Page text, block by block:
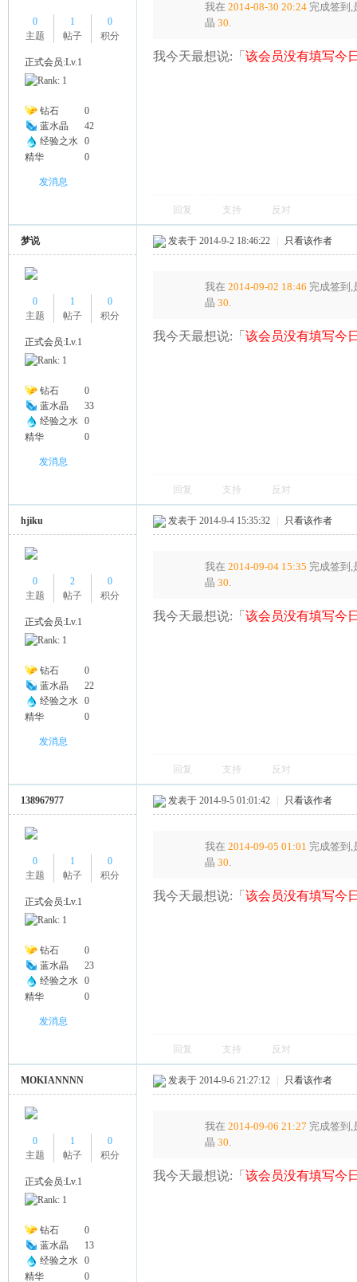
0
主题
1
帖子
0
积分
正式会员:Lv.1
钻石
0
蓝水晶
42
经验之水 0
精华
0
发消息
我在 2014-08-30 20:24 完成签到,
晶 30.
我今天最想说:「 该会员没有填写今
回复 支持 反对
梦说
0
主题
1
帖子
0
积分
正式会员:Lv.1
钻石
0
蓝水晶
33
经验之水 0
精华
0
发消息
发表于 2014-9-2 18:46:22 只看该作者
我在 2014-09-02 18:46 完成签到,
晶 30.
我今天最想说:「 该会员没有填写今
回复 支持 反对
hjiku
0
主题
2
帖子
0
积分
正式会员:Lv.1
钻石
0
蓝水晶
22
经验之水 0
精华
0
发消息
发表于 2014-9-4 15:35:32 只看该作者
我在 2014-09-04 15:35 完成签到,
晶 30.
我今天最想说:「 该会员没有填写今
回复 支持 反对
138967977
0
主题
1
帖子
0
积分
正式会员:Lv.1
钻石
0
蓝水晶
23
经验之水 0
精华
0
发消息
发表于 2014-9-5 01:01:42 只看该作者
我在 2014-09-05 01:01 完成签到,
晶 30.
我今天最想说:「 该会员没有填写今
回复 支持 反对
MOKIANNNN
0
主题
1
帖子
0
积分
正式会员:Lv.1
钻石
0
蓝水晶
13
经验之水 0
精华
0
发表于 2014-9-6 21:27:12 只看该作者
我在 2014-09-06 21:27 完成签到,
晶 30.
我今天最想说:「 该会员没有填写今